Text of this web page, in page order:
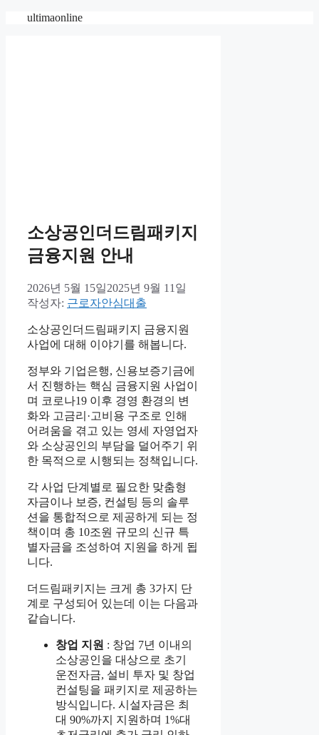
ultimaonline
소상공인더드림패키지
금융지원 안내
2026년 5월 15일2025년 9월 11일
작성자: 근로자안심대출
소상공인더드림패키지 금융지원
사업에 대해 이야기를 해봅니다.
정부와 기업은행, 신용보증기금에
서 진행하는 핵심 금융지원 사업이
며 코로나19 이후 경영 환경의 변
화와 고금리·고비용 구조로 인해
어려움을 겪고 있는 영세 자영업자
와 소상공인의 부담을 덜어주기 위
한 목적으로 시행되는 정책입니다.
각 사업 단계별로 필요한 맞춤형
자금이나 보증, 컨설팅 등의 솔루
션을 통합적으로 제공하게 되는 정
책이며 총 10조원 규모의 신규 특
별자금을 조성하여 지원을 하게 됩
니다.
더드림패키지는 크게 총 3가지 단
계로 구성되어 있는데 이는 다음과
같습니다.
창업 지원 : 창업 7년 이내의
소상공인을 대상으로 초기
운전자금, 설비 투자 및 창업
컨설팅을 패키지로 제공하는
방식입니다. 시설자금은 최
대 90%까지 지원하며 1%대